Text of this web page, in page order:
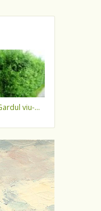
gardul viu-minune!